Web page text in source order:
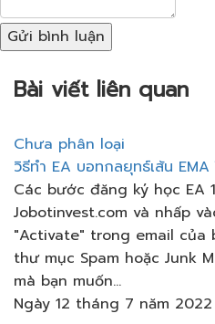
Gửi bình luận
Bài viết liên quan
Chưa phân loại
วิธีทำ EA บอทกลยุทธ์เส้น
Các bước đăng ký học EA
Jobotinvest.com và nhấp
"Activate" trong email của
thư mục Spam hoặc Junk
mà bạn muốn...
Ngày 12 tháng 7 năm 2022